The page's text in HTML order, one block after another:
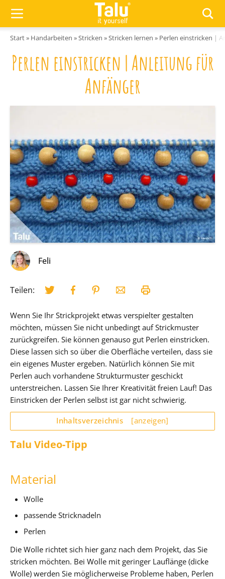
Start» Handarbeiten »Stricken »Stricken lernen » Perlen einstricken |
Perlen einstricken | Anleitung für
Anfänger
Feli
Teilen:
Wenn Sie Ihr Strickprojekt etwas verspielter gestalten
möchten, müssen Sie nicht unbedingt auf Strickmuster
zurückgreifen. Sie können genauso gut Perlen einstricken.
Diese lassen sich so über die Oberfläche verteilen, dass sie
ein eigenes Muster ergeben. Natürlich können Sie mit
Perlen auch vorhandene Strukturmuster geschickt
unterstreichen. Lassen Sie Ihrer Kreativität freien Lauf! Das
Einstricken der Perlen selbst ist gar nicht schwierig.
Inhaltsverzeichnis [anzeigen]
Talu Video-Tipp
Material
Wolle
passende Stricknadeln
Perlen
Die Wolle richtet sich hier ganz nach dem Projekt, das Sie
stricken möchten. Bei Wolle mit geringer Lauflänge (dicke
Wolle) werden Sie möglicherweise Probleme haben, Perlen